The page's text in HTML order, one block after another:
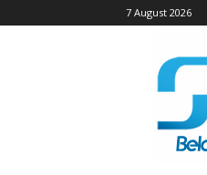
7 August 2026